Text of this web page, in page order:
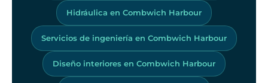
Hidráulica en Combwich Harbour
Servicios de ingeniería en Combwich Harbour
Diseño interiores en Combwich Harbour